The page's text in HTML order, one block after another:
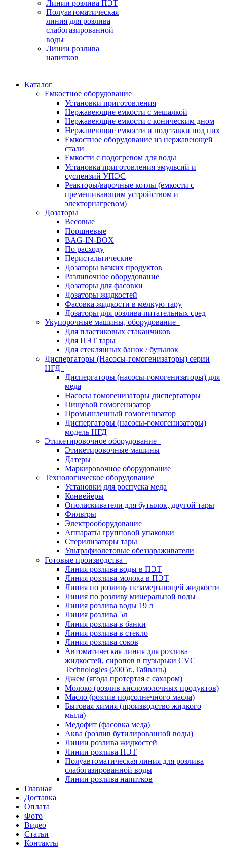
Линии розлива ПЭТ
Полуавтоматическая
линия для розлива
слабогазированной
воды
Линии розлива
напитков
Каталог
Емкостное оборудование
Установки приготовления
Нержавеющие емкости с мешалкой
Нержавеющие емкости с коническим дном
Нержавеющие емкости и подставки под них
Емкостное оборудование из нержавеющей
стали
Емкости с подогревом для воды
Установка приготовления эмульсий и
суспензий УПЭС
Реакторы/варочные котлы (емкости с
премешивающим устройством и
электорнагревом)
Дозаторы
Весовые
Поршневые
BAG-IN-BOX
По расходу
Перистальтические
Дозаторы вязких продуктов
Разливочное оборудование
Дозаторы для фасовки
Дозаторы жидкостей
Фасовка жидкости в мелкую тару
Дозаторы для розлива питательных сред
Укупорочные машины, оборудование
Для пластиковых стаканчиков
Для ПЭТ тары
Для стеклянных банок / бутылок
Диспергаторы (Насосы-гомогенизаторы) серии
НГД
Диспергаторы (насосы-гомогенизаторы) для
меда
Насосы гомогенизаторы диспергаторы
Пищевой гомогенизатор
Промышленный гомогенизатор
Диспергаторы (насосы-гомогенизаторы)
модель НГД
Этикетировочное оборудование
Этикетировочные машины
Датеры
Маркировочное оборудование
Технологическое оборудование
Установки для роспуска меда
Конвейеры
Ополаскиватели для бутылок, другой тары
Фильтры
Электрооборудование
Аппараты групповой упаковки
Стерилизаторы тары
Ультрафиолетовые обеззараживатели
Готовые производства
Линия розлива воды в ПЭТ
Линия розлива молока в ПЭТ
Линия по розливу незамерзающей жидкости
Линия по розливу минеральной воды
Линия розлива воды 19 л
Линия розлива 5л
Линия розлива в банки
Линия розлива в стекло
Линия розлива соков
Автоматическая линия для розлива
жидкостей, сиропов в пузырьки CVC
Technologies (2005г.,Тайвань)
Джем (ягода протертая с сахаром)
Молоко (розлив кисломолочных продуктов)
Масло (розлив подсолнечного масла)
Бытовая химия (производство жидкого
мыла)
Медофит (фасовка меда)
Аква (розлив бутилированной воды)
Линии розлива жидкостей
Линии розлива ПЭТ
Полуавтоматическая линия для розлива
слабогазированной воды
Линии розлива напитков
Главная
Доставка
Оплата
Фото
Видео
Статьи
Контакты